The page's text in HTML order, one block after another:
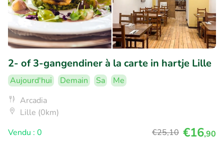
2- of 3-gangendiner à la carte in hartje Lille
Aujourd'hui Demain Sa
Me
Arcadia
Lille (0km)
Vendu : 0
€25,10 €16,90